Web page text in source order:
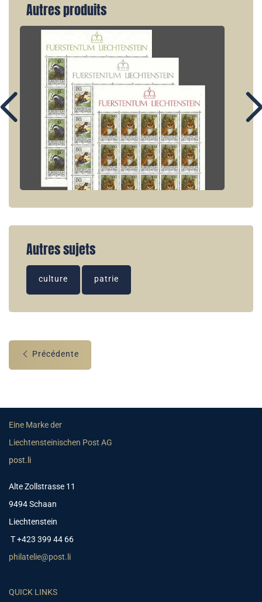
Autres produits
Autres sujets
culture patrie
Précédente
Eine Marke der
Liechtensteinischen Post AG
post.li
Alte Zollstrasse 11
9494 Schaan
Liechtenstein
T +423 399 44 66
philatelie@post.li
QUICK LINKS